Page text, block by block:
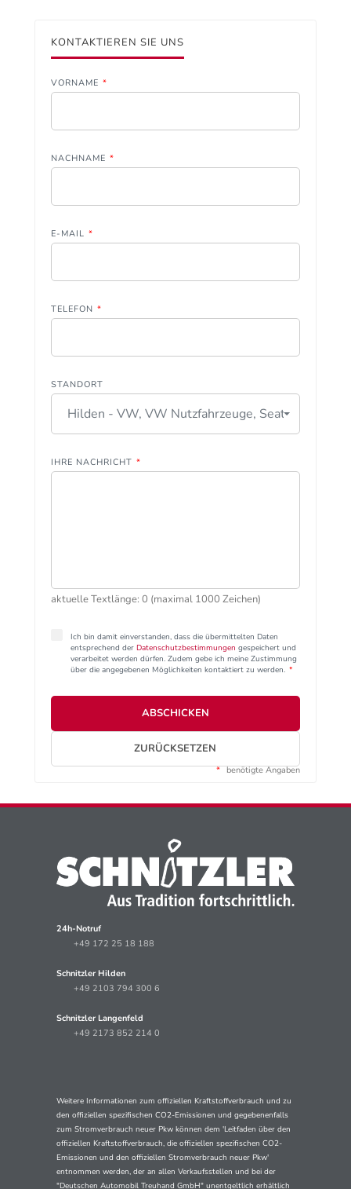
KONTAKTIEREN SIE UNS
VORNAME *
NACHNAME *
E-MAIL *
TELEFON *
STANDORT
Hilden - VW, VW Nutzfahrzeuge, Seat
IHRE NACHRICHT *
aktuelle Textlänge: 0 (maximal 1000 Zeichen)
Ich bin damit einverstanden, dass die übermittelten Daten
entsprechend der Datenschutzbestimmungen gespeichert und
verarbeitet werden dürfen. Zudem gebe ich meine Zustimmung
über die angegebenen Möglichkeiten kontaktiert zu werden. *
ABSCHICKEN
ZURÜCKSETZEN
* benötigte Angaben
24h-Notruf
+49 172 25 18 188
Schnitzler Hilden
+49 2103 794 300 6
Schnitzler Langenfeld
+49 2173 852 214 0
Weitere Informationen zum offiziellen Kraftstoffverbrauch und zu
den offiziellen spezifischen CO2-Emissionen und gegebenenfalls
zum Stromverbrauch neuer Pkw können dem 'Leitfaden über den
offiziellen Kraftstoffverbrauch, die offiziellen spezifischen CO2-
Emissionen und den offiziellen Stromverbrauch neuer Pkw'
entnommen werden, der an allen Verkaufsstellen und bei der
"Deutschen Automobil Treuhand GmbH" unentgeltlich erhältlich